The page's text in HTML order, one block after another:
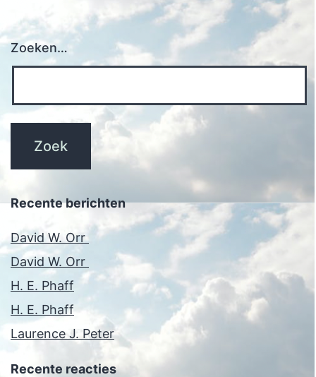
Zoeken…
Recente berichten
David W. Orr
David W. Orr
H. E. Phaff
H. E. Phaff
Laurence J. Peter
Recente reacties